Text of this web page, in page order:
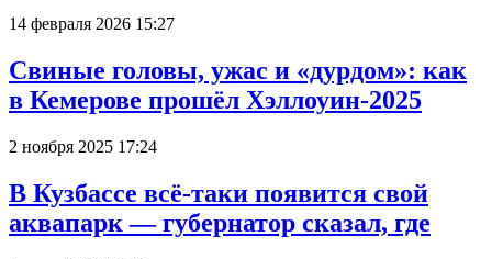
14 февраля 2026 15:27
Свиные головы, ужас и «дурдом»: как
в Кемерове прошёл Хэллоуин-2025
2 ноября 2025 17:24
В Кузбассе всё-таки появится свой
аквапарк — губернатор сказал, где